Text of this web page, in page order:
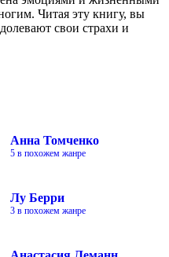
Читая эту книгу, вы
свои страхи и
Анна Томченко
5 в похожем жанре
Лу Берри
3 в похожем жанре